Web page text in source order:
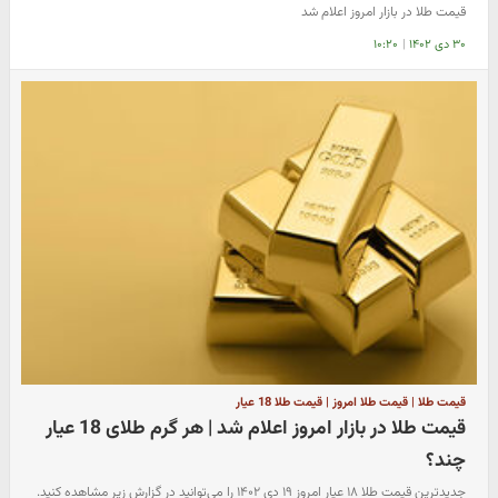
قیمت طلا در بازار امروز اعلام شد
۳۰ دی ۱۴۰۲ | ۱۰:۲۰
قیمت طلا | قیمت طلا امروز | قیمت طلا 18 عیار
قیمت طلا در بازار امروز اعلام شد | هر گرم طلای 18 عیار
چند؟
جدیدترین قیمت طلا ۱۸ عیار امروز ۱۹ دی ۱۴۰۲ را می‌توانید در گزارش زیر مشاهده کنید.